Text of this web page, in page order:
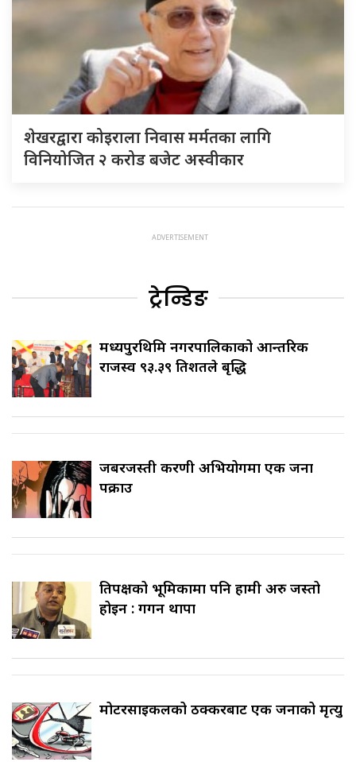
शेखरद्वारा कोइराला निवास मर्मतका लागि
विनियोजित २ करोड बजेट अस्वीकार
ट्रेन्डिङ
मध्यपुरथिमि नगरपालिकाको आन्तरिक
राजस्व ९३.३९ प्रतिशतले बृद्धि
जबरजस्ती करणी अभियोगमा एक जना
पक्राउ
प्रतिपक्षको भूमिकामा पनि हामी अरु जस्तो
होइन : गगन थापा
मोटरसाइकलको ठक्करबाट एक जनाको मृत्यु